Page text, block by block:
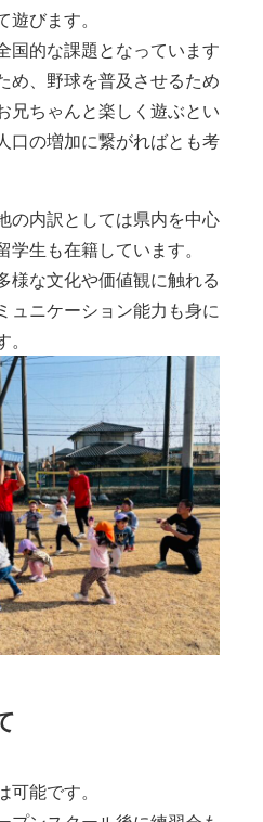
遊びます。
国的な課題となっています
め、野球を普及させるため
兄ちゃんと楽しく遊ぶとい
口の増加に繋がればとも考
の内訳としては県内を中心
学生も在籍しています。
様な文化や価値観に触れる
ュニケーション能力も身に
。
可能です。